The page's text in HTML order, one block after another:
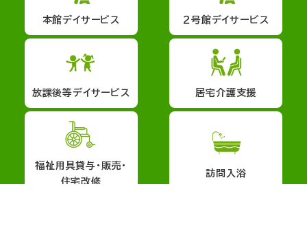
本館デイサービス ２号館デイサービス
放課後等デイサービス 居宅介護支援
福祉用具貸与・販売・
住宅改修
訪問入浴